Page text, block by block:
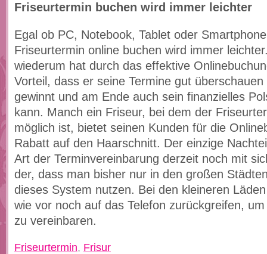
Friseurtermin buchen wird immer leichter
Egal ob PC, Notebook, Tablet oder
Friseurtermin online buchen wird immer
wiederum hat durch das effektive
Vorteil, dass er seine Termine gut
gewinnt und am Ende auch sein finanzielles
kann. Manch ein Friseur, bei dem der
möglich ist, bietet seinen Kunden für die
Rabatt auf den Haarschnitt. Der einzige
Art der Terminvereinbarung derzeit noch mit
der, dass man bisher nur in den großen
dieses System nutzen. Bei den kleineren
wie vor noch auf das Telefon zurückgreifen,
zu vereinbaren.
Friseurtermin, Frisur